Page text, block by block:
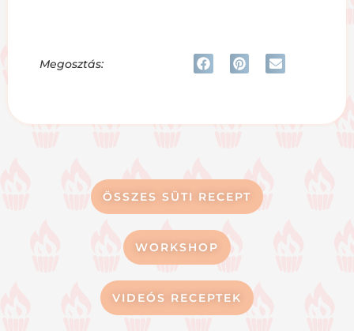
Megosztás:
ÖSSZES SÜTI RECEPT
WORKSHOP
VIDEÓS RECEPTEK